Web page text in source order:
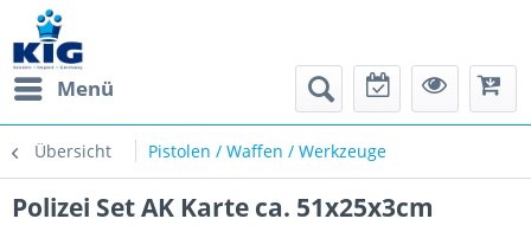
Menü
Übersicht Pistolen / Waffen / Werkzeuge
Polizei Set AK Karte ca. 51x25x3cm